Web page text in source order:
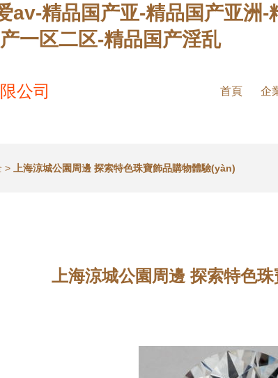
av-精品国产亚-精品国产亚洲
一区二区-精品国产淫乱
公司 首頁 企
> 上海涼城公園周邊 探索特色珠寶飾品購物體驗(yàn)
上海涼城公園周邊 探索特色